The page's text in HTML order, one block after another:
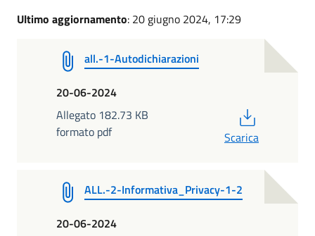
Ultimo aggiornamento: 20 giugno 2024, 17:29
all.-1-Autodichiarazioni
20-06-2024
Allegato 182.73 KB
formato pdf
Scarica
ALL.-2-Informativa_Privacy-1-2
20-06-2024